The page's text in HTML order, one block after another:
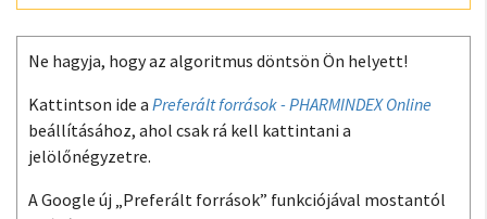
Ne hagyja, hogy az algoritmus döntsön Ön helyett!
Kattintson ide a Preferált források - PHARMINDEX Online
beállításához, ahol csak rá kell kattintani a
jelölőnégyzetre.
A Google új „Preferált források” funkciójával mostantól